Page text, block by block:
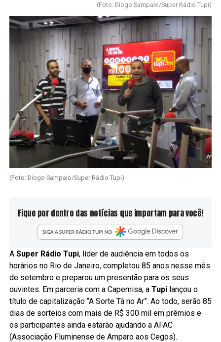
(Foto: Diogo Sampaio/Super Rádio Tupi)
(Foto: Diogo Sampaio/Super Rádio Tupi)
Fique por dentro das notícias que importam para você!
ASuper Rádio Tupi, líder de audiência em todos os
horários no Rio de Janeiro, completou 85 anos nesse mês
de setembro e preparou um presentão para os seus
ouvintes. Em parceria com a Capemisa, a Tupilançou o
título de capitalização “A Sorte Tá no Ar”. Ao todo, serão 85
dias de sorteios com mais de R$ 300 mil em prêmios e
os participantes ainda estarão ajudando a AFAC
(Associação Fluminense de Amparo aos Cegos).